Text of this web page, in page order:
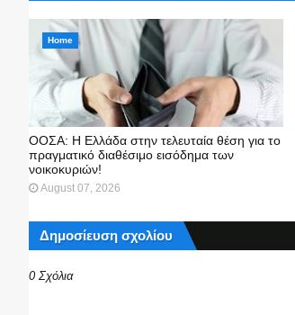
Home
ΟΟΣΑ: Η Ελλάδα στην τελευταία θέση για το
πραγματικό διαθέσιμο εισόδημα των
νοικοκυριών!
August 07, 2026
Δημοσίευση σχολίου
0 Σχόλια